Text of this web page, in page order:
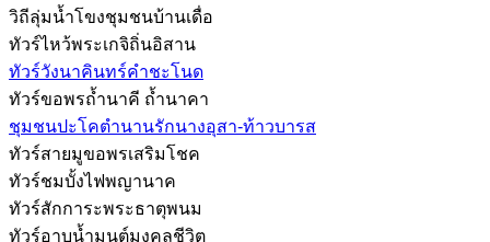
วิถีลุ่มน้ำโขงชุมชนบ้านเดื่อ
ทัวร์ไหว้พระเกจิถิ่นอิสาน
ทัวร์วังนาคินทร์คำชะโนด
ทัวร์ขอพรถ้ำนาคี ถ้ำนาคา
ชุมชนปะโคตำนานรักนางอุสา-ท้าวบารส
ทัวร์สายมูขอพรเสริมโชค
ทัวร์ชมบั้งไฟพญานาค
ทัวร์สักการะพระธาตุพนม
ทัวร์อาบน้ำมนต์มงคลชีวิต